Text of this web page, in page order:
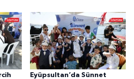
Eyüpsultan’da Sünnet